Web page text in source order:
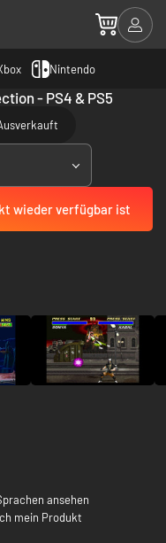
Nintendo
- PS4 & PS5
wieder verfügbar ist
ansehen
mein Produkt